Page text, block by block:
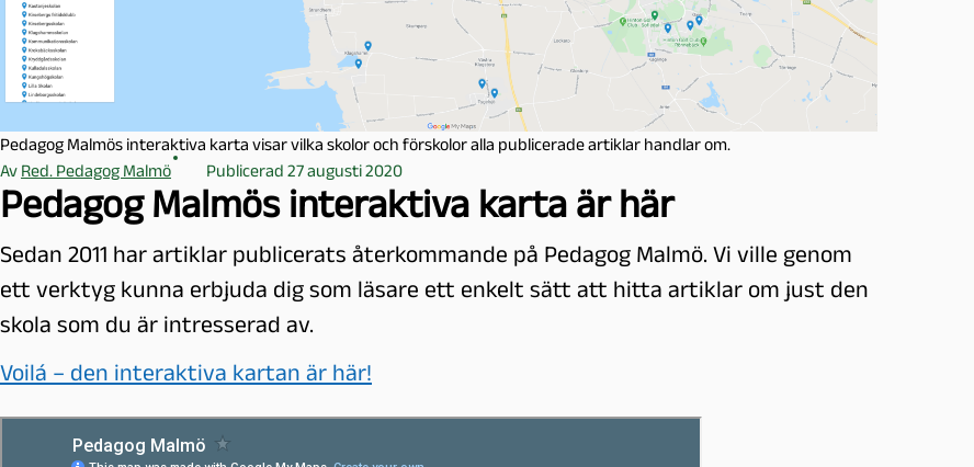
Pedagog Malmös interaktiva karta visar vilka skolor och förskolor alla publicerade artiklar handlar om.
Av Red. Pedagog Malmö Publicerad 27 augusti 2020
Pedagog Malmös interaktiva karta är här
Sedan 2011 har artiklar publicerats återkommande på Pedagog Malmö. Vi ville genom
ett verktyg kunna erbjuda dig som läsare ett enkelt sätt att hitta artiklar om just den
skola som du är intresserad av.
Voilá – den interaktiva kartan är här!